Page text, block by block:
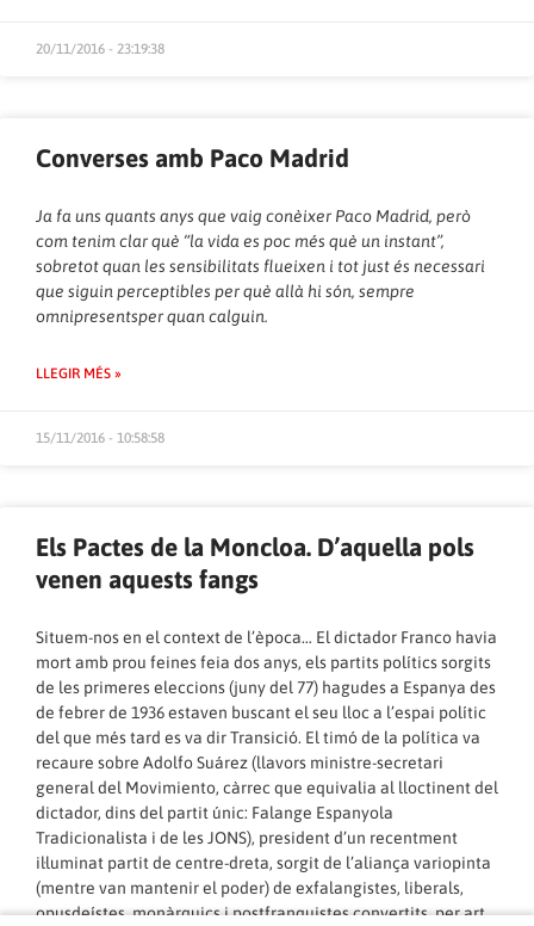
20/11/2016 - 23:19:38
Converses amb Paco Madrid
Ja fa uns quants anys que vaig conèixer Paco Madrid, però
com tenim clar què “la vida es poc més què un instant”,
sobretot quan les sensibilitats flueixen i tot just és necessari
que siguin perceptibles per què allà hi són, sempre
omnipresentsper quan calguin.
LLEGIR MÉS »
15/11/2016 - 10:58:58
Els Pactes de la Moncloa. D’aquella pols
venen aquests fangs
Situem-nos en el context de l’època… El dictador Franco havia
mort amb prou feines feia dos anys, els partits polítics sorgits
de les primeres eleccions (juny del 77) hagudes a Espanya des
de febrer de 1936 estaven buscant el seu lloc a l’espai polític
del que més tard es va dir Transició. El timó de la política va
recaure sobre Adolfo Suárez (llavors ministre-secretari
general del Movimiento, càrrec que equivalia al lloctinent del
dictador, dins del partit únic: Falange Espanyola
Tradicionalista i de les JONS), president d’un recentment
il·luminat partit de centre-dreta, sorgit de l’aliança variopinta
(mentre van mantenir el poder) de exfalangistes, liberals,
opusdeístes, monàrquics i postfranquistes convertits, per art